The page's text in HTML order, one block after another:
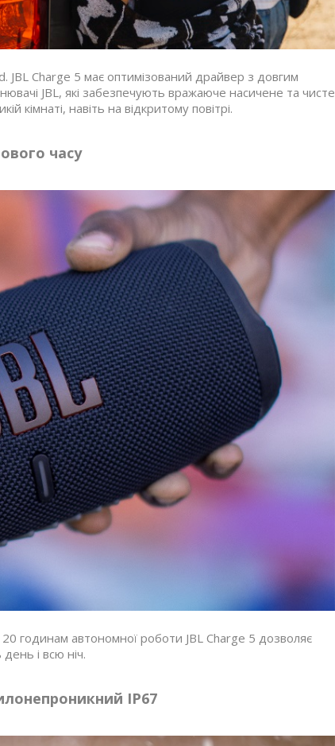
JBL Charge 5 має оптимізований драйвер з довгим
JBL, які забезпечують вражаюче насичене та чисте
кімнаті, навіть на відкритому повітрі.
часу
годинам автономної роботи JBL Charge 5 дозволяє
і всю ніч.
IP67